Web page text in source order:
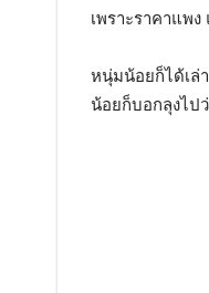
เพราะราคาแพ
หนุ่มน้อยก็ได้เล่
น้อยก็บอกลุงไป